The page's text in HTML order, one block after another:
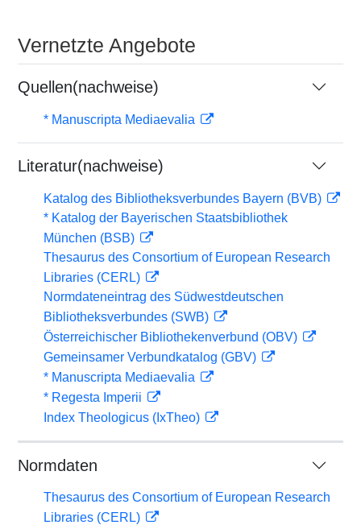
Vernetzte Angebote
Quellen(nachweise)
* Manuscripta Mediaevalia
Literatur(nachweise)
Katalog des Bibliotheksverbundes Bayern (BVB)
* Katalog der Bayerischen Staatsbibliothek
München (BSB)
Thesaurus des Consortium of European Research
Libraries (CERL)
Normdateneintrag des Südwestdeutschen
Bibliotheksverbundes (SWB)
Österreichischer Bibliothekenverbund (OBV)
Gemeinsamer Verbundkatalog (GBV)
* Manuscripta Mediaevalia
* Regesta Imperii
Index Theologicus (IxTheo)
Normdaten
Thesaurus des Consortium of European Research
Libraries (CERL)